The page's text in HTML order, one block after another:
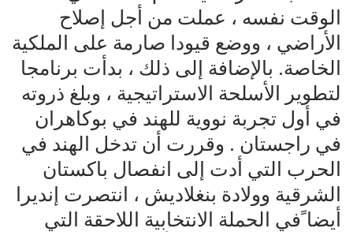
الوقت نفسه ، عملت من أجل إصلاح
الأراضي ، ووضع قيودا صارمة على الملكية
الخاصة. بالإضافة إلى ذلك ، بدأت برنامجا
لتطوير الأسلحة الاستراتيجية ، وبلغ ذروته
في أول تجربة نووية للهند في بوكاهران
في راجستان . وقررت أن تدخل الهند في
الحرب التي أدت إلى انفصال باكستان
الشرقية وولادة بنغلاديش ، انتصرت إنديرا
أيضا ًفي الحملة الانتخابية اللاحقة التي